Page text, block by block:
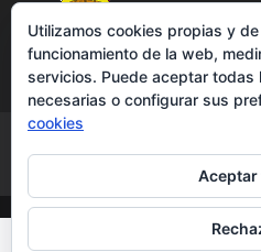
Política de cookies
Utilizamos cookies propias y
funcionamiento de la web,
servicios. Puede aceptar todas
necesarias o configurar sus
cookies
Aceptar